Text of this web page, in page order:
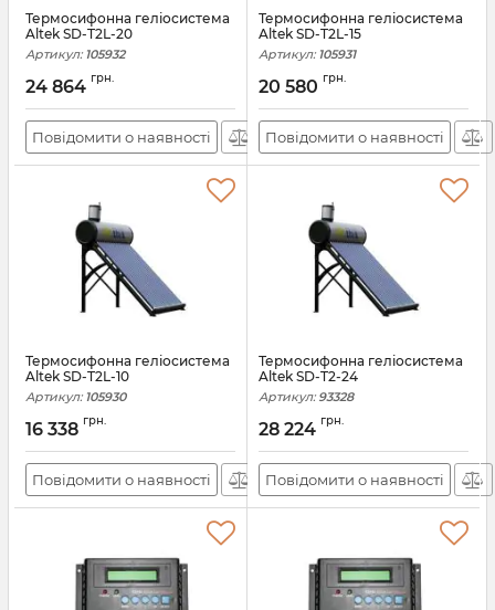
Термосифонна геліосистема
Altek SD-T2L-20
Артикул: 105932
24 864 грн.
Повідомити о наявності
Термосифонна геліосистема
Altek SD-T2L-15
Артикул: 105931
20 580 грн.
Повідомити о наявності
Термосифонна геліосистема
Altek SD-T2L-10
Артикул: 105930
16 338 грн.
Повідомити о наявності
Термосифонна геліосистема
Altek SD-T2-24
Артикул: 93328
28 224 грн.
Повідомити о наявності